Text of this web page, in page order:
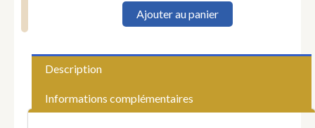
quantité
George
Washington
Ajouter au panier
Description
Informations complémentaires